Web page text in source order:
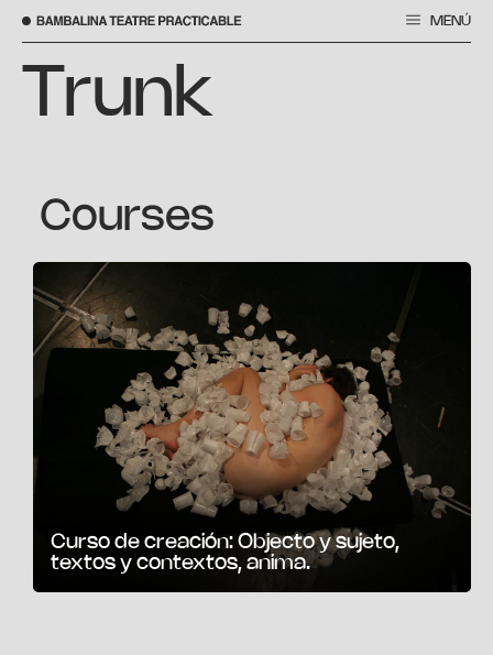
Skip
MENÚ
Trunk
Courses
Curso de creación: Objecto y sujeto,
textos y contextos, anima.